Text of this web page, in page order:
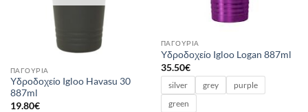
ΠΑΓΟΎΡΙΑ
Υδροδοχείο Igloo Havasu 30
887ml
19.80€
ΠΑΓΟΎΡΙΑ
Υδροδοχείο Igloo Logan 887ml
35.50€
silver grey
purple
green